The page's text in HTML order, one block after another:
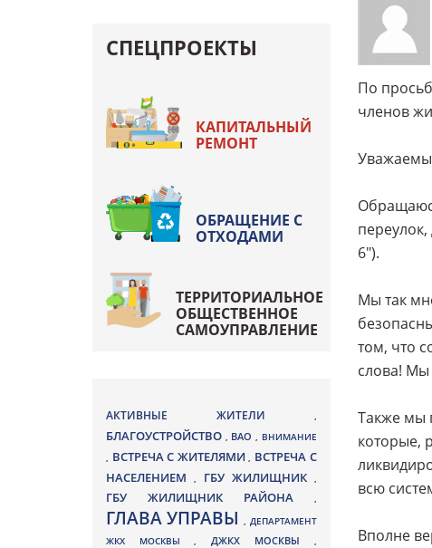
По
членов
6").
Мы так
том, что
слова! Мы
Также мы
которые,
всю
Вполне
СПЕЦПРОЕКТЫ
КАПИТАЛЬНЫЙ
РЕМОНТ
ОБРАЩЕНИЕ С
ОТХОДАМИ
ТЕРРИТОРИАЛЬНОЕ
ОБЩЕСТВЕННОЕ
САМОУПРАВЛЕНИЕ
АКТИВНЫЕ ЖИТЕЛИ ,
БЛАГОУСТРОЙСТВО , ВАО , ВНИМАНИЕ
, ВСТРЕЧА С ЖИТЕЛЯМИ, ВСТРЕЧА С
НАСЕЛЕНИЕМ
, ГБУ ЖИЛИЩНИК ,
ГБУ ЖИЛИЩНИК РАЙОНА ,
ГЛАВА УПРАВЫ, ДЕПАРТАМЕНТ
ЖКХ МОСКВЫ,ДЖКХ МОСКВЫ ,